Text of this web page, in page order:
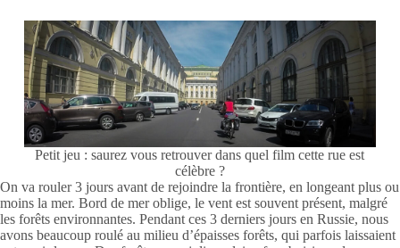
Petit jeu : saurez vous retrouver dans quel film cette rue est
célèbre ?
On va rouler 3 jours avant de rejoindre la frontière, en longeant plus ou
moins la mer. Bord de mer oblige, le vent est souvent présent, malgré
les forêts environnantes. Pendant ces 3 derniers jours en Russie, nous
avons beaucoup roulé au milieu d’épaisses forêts, qui parfois laissaient